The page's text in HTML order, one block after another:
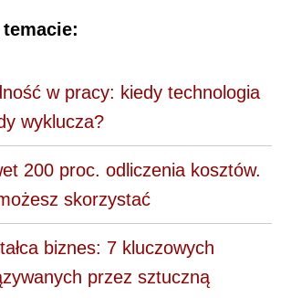
w pracy: kiedy technologia
wyklucza?
200 proc. odliczenia kosztów.
skorzystać
biznes: 7 kluczowych
przez sztuczną